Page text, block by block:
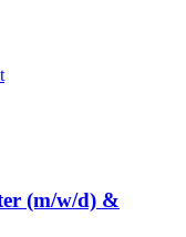
(m/w/d) &